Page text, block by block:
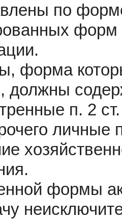
по
форм
форма
должны
п. 2
личные
формы